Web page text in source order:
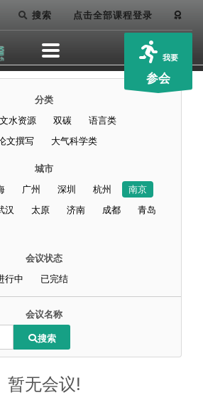
搜索 点击全部课程登录
我要
参会
分类
水资源 双碳
语言类
文撰写 大气科学类
城市
广州 深圳 杭州
南京
汉 太原 济南 成都
青岛
会议状态
行中 已完结
会议名称
搜索
暂无会议!